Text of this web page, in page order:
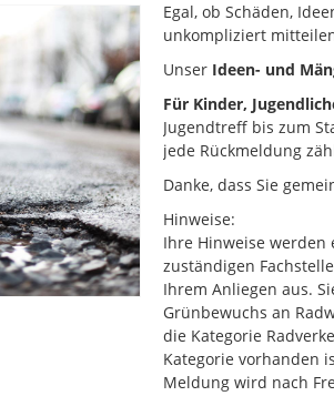
Egal, ob Schäden,
unkompliziert
Unser Ideen- und
Für Kinder,
Jugendtreff bis zum
jede Rückmeldung
Danke, dass Sie
Hinweise:
Ihre Hinweise werden
zuständigen
Ihrem Anliegen aus.
Grünbewuchs an
die Kategorie
Kategorie vorhanden
Meldung wird nach